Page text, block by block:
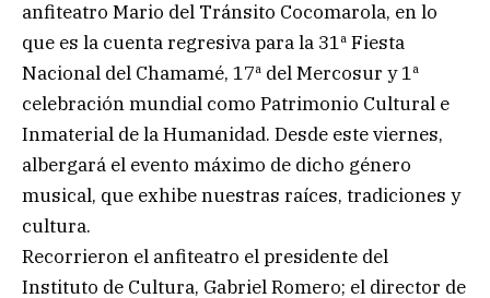
anfiteatro Mario del Tránsito Cocomarola, en lo
que es la cuenta regresiva para la 31ª Fiesta
Nacional del Chamamé, 17ª del Mercosur y 1ª
celebración mundial como Patrimonio Cultural e
Inmaterial de la Humanidad. Desde este viernes,
albergará el evento máximo de dicho género
musical, que exhibe nuestras raíces, tradiciones y
cultura.
Recorrieron el anfiteatro el presidente del
Instituto de Cultura, Gabriel Romero; el director de